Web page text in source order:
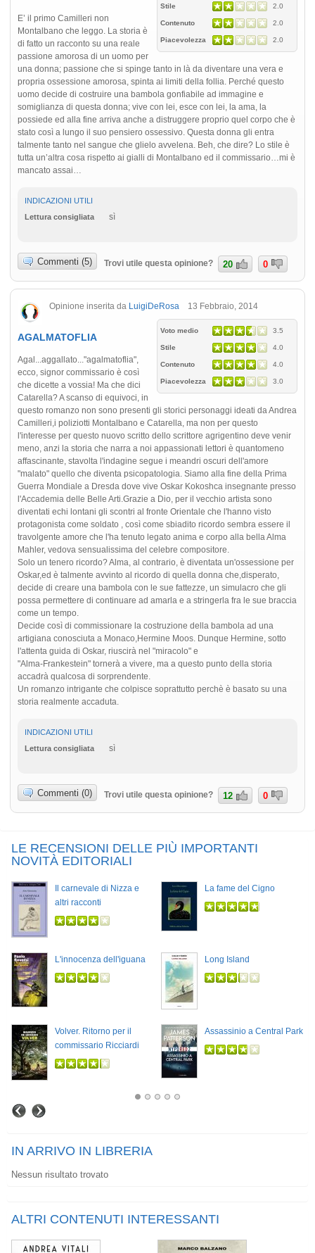
Stile 2.0
Contenuto 2.0
Piacevolezza 2.0
E’ il primo Camilleri non
Montalbano che leggo. La storia è
di fatto un racconto su una reale
passione amorosa di un uomo per
una donna; passione che si spinge tanto in là da diventare una vera e
propria ossessione amorosa, spinta ai limiti della follia. Perché questo
uomo decide di costruire una bambola gonfiabile ad immagine e
somiglianza di questa donna; vive con lei, esce con lei, la ama, la
possiede ed alla fine arriva anche a distruggere proprio quel corpo che è
stato così a lungo il suo pensiero ossessivo. Questa donna gli entra
talmente tanto nel sangue che glielo avvelena. Beh, che dire? Lo stile è
tutta un’altra cosa rispetto ai gialli di Montalbano ed il commissario…mi è
mancato assai…
INDICAZIONI UTILI
Lettura consigliata
sì
Commenti (5) Trovi utile questa opinione? 20 0
Opinione inserita da LuigiDeRosa 13 Febbraio, 2014
Voto medio 3.5
Stile 4.0
Contenuto 4.0
Piacevolezza 3.0
AGALMATOFLIA
Agal...aggallato..."agalmatoflia",
ecco, signor commissario è così
che dicette a vossia! Ma che dici
Catarella? A scanso di equivoci, in
questo romanzo non sono presenti gli storici personaggi ideati da Andrea
Camilleri,i poliziotti Montalbano e Catarella, ma non per questo
l'interesse per questo nuovo scritto dello scrittore agrigentino deve venir
meno, anzi la storia che narra a noi appassionati lettori è quantomeno
affascinante, stavolta l'indagine segue i meandri oscuri dell'amore
"malato" quello che diventa psicopatologia. Siamo alla fine della Prima
Guerra Mondiale a Dresda dove vive Oskar Kokoshca insegnante presso
l'Accademia delle Belle Arti.Grazie a Dio, per il vecchio artista sono
diventati echi lontani gli scontri al fronte Orientale che l'hanno visto
protagonista come soldato , così come sbiadito ricordo sembra essere il
travolgente amore che l'ha tenuto legato anima e corpo alla bella Alma
Mahler, vedova sensualissima del celebre compositore.
Solo un tenero ricordo? Alma, al contrario, è diventata un'ossessione per
Oskar,ed è talmente avvinto al ricordo di quella donna che,disperato,
decide di creare una bambola con le sue fattezze, un simulacro che gli
possa permettere di continuare ad amarla e a stringerla fra le sue braccia
come un tempo.
Decide così di commissionare la costruzione della bambola ad una
artigiana conosciuta a Monaco,Hermine Moos. Dunque Hermine, sotto
l'attenta guida di Oskar, riuscirà nel "miracolo" e
"Alma-Frankestein" tornerà a vivere, ma a questo punto della storia
accadrà qualcosa di sorprendente.
Un romanzo intrigante che colpisce soprattutto perchè è basato su una
storia realmente accaduta.
INDICAZIONI UTILI
Lettura consigliata
sì
Commenti (0) Trovi utile questa opinione? 12 0
LE RECENSIONI DELLE PIÙ IMPORTANTI
NOVITÀ EDITORIALI
Il carnevale di Nizza e
altri racconti
La fame del Cigno
L'innocenza dell'iguana Long Island
Volver. Ritorno per il
commissario Ricciardi
Assassinio a Central Park
IN ARRIVO IN LIBRERIA
Nessun risultato trovato
ALTRI CONTENUTI INTERESSANTI